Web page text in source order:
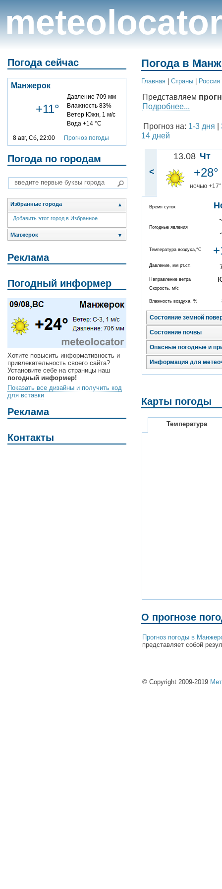
meteolocator
Погода сейчас
Манжерок
+11°
Давление 709 мм
Влажность 83%
Ветер Южн, 1 м/с
Вода +14 °C
8 авг, Сб, 22:00 Прогноз погоды
Погода по городам
Избранные города ▲
Добавить этот город в Избранное
Манжерок ▼
Реклама
Погодный информер
Хотите повысить информативность и
привлекательность своего сайта?
Установите себе на страницы наш
погодный информер!
Показать все дизайны и получить код
для вставки
Реклама
Контакты
Погода в
Главная Cтраны Россия
Представляем
Подробнее...
Прогноз на: 1-3 дня
14 дней
<
13.08 Чт
+28°
ночью +17°
Время суток
Погодные явления
Температура воздуха,°C
Давление, мм рт.ст.
Направление ветра
Скорость, м/с
Влажность воздуха, %
Состояние земной
Состояние почвы
Опасные погодные и
Информация для
Карты погоды
Температура
О прогнозе
Прогноз погоды в
представляет собой
© Copyright 2009-2019